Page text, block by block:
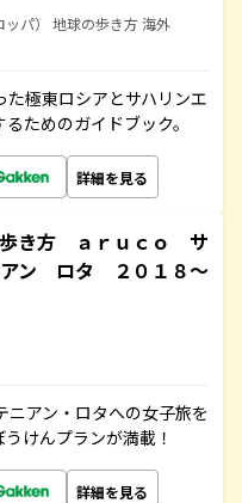
ッパ） 地球の歩き方 海外
極東ロシアとサハリンエ
ためのガイドブック。
詳細を見る
き方 ａｒｕｃｏ サ
ン ロタ ２０１８～
アン・ロタへの女子旅を
けんプランが満載！
詳細を見る